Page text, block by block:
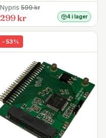
Nypris 599kr
299 kr 4 i lager
- 53%